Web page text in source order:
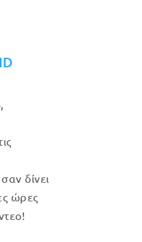
δίνει
ώρες